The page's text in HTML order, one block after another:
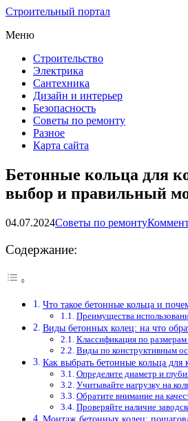
Строительный портал
Меню
Строительство
Электрика
Сантехника
Дизайн и интерьер
Безопасность
Советы по ремонту
Разное
Карта сайта
Бетонные кольца для
выбор и правильный
04.07.2024Советы по ремонту
Содержание:
Что такое бетонные кольца и
Преимущества
Виды бетонных колец: на что
Классификация по
Виды по конструктивным
Как выбрать бетонные кольца для
Определите диаметр и
Учитывайте нагрузку на
Обратите внимание на
Проверяйте наличие